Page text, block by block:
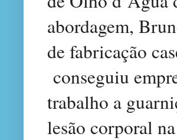
abordagem,
de fabricação
conseguiu
trabalho a
lesão corporal